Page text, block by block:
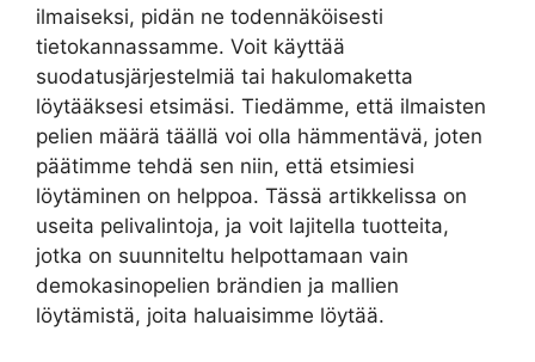
ilmaiseksi, pidän ne todennäköisesti
tietokannassamme. Voit käyttää
suodatusjärjestelmiä tai hakulomaketta
löytääksesi etsimäsi. Tiedämme, että ilmaisten
pelien määrä täällä voi olla hämmentävä, joten
päätimme tehdä sen niin, että etsimiesi
löytäminen on helppoa. Tässä artikkelissa on
useita pelivalintoja, ja voit lajitella tuotteita,
jotka on suunniteltu helpottamaan vain
demokasinopelien brändien ja mallien
löytämistä, joita haluaisimme löytää.